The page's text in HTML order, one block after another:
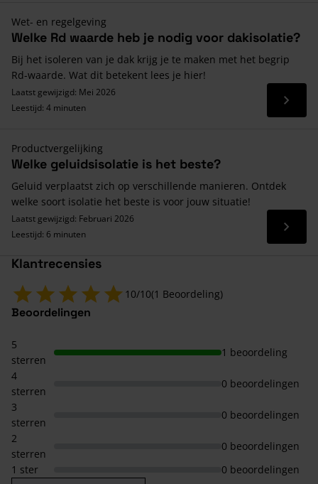
Wet- en regelgeving
Welke Rd waarde heb je nodig voor dakisolatie?
Bij het isoleren van je dak krijg je te maken met het begrip
Rd-waarde. Wat dit betekent lees je hier!
Laatst gewijzigd: Mei 2026
Leestijd: 4 minuten
Lees
Productvergelijking
Welke geluidsisolatie is het beste?
Geluid verplaatst zich op verschillende manieren. Ontdek
welke soort isolatie het beste is voor jouw situatie!
Laatst gewijzigd: Februari 2026
Leestijd: 6 minuten
Lees
Klantrecensies
10/10(1 Beoordeling)
Beoordelingen
5
sterren
1 beoordeling
4
sterren
0 beoordelingen
3
sterren
0 beoordelingen
2
sterren
0 beoordelingen
1 ster
0 beoordelingen